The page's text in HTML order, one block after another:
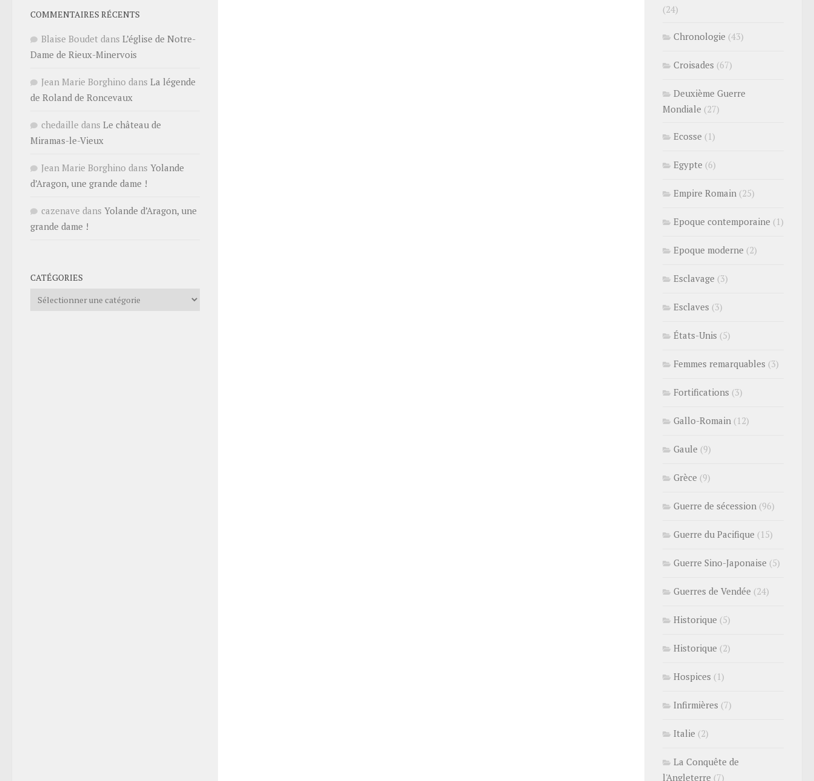
COMMENTAIRES RÉCENTS
Blaise Boudet dans L’église de Notre-
Dame de Rieux-Minervois
Jean Marie Borghino dans La légende
de Roland de Roncevaux
chedaille dans Le château de
Miramas-le-Vieux
Jean Marie Borghino dans Yolande
d’Aragon, une grande dame !
cazenave dans Yolande d’Aragon, une
grande dame !
CATÉGORIES
Catégories
(24)
Chronologie (43)
Croisades (67)
Deuxième Guerre
Mondiale (27)
Ecosse (1)
Egypte (6)
Empire Romain (25)
Epoque contemporaine (1)
Epoque moderne (2)
Esclavage (3)
Esclaves (3)
États-Unis (5)
Femmes remarquables (3)
Fortifications (3)
Gallo-Romain (12)
Gaule (9)
Grèce (9)
Guerre de sécession (96)
Guerre du Pacifique (15)
Guerre Sino-Japonaise (5)
Guerres de Vendée (24)
Historique (5)
Historique (2)
Hospices (1)
Infirmières (7)
Italie (2)
La Conquête de
l'Angleterre (7)